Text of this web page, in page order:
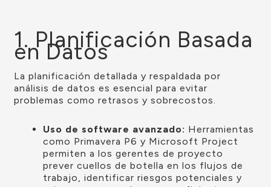
1. Planificación Basada
en Datos
La planificación detallada y respaldada por
análisis de datos es esencial para evitar
problemas como retrasos y sobrecostos.
Uso de software avanzado: Herramientas
como Primavera P6 y Microsoft Project
permiten a los gerentes de proyecto
prever cuellos de botella en los flujos de
trabajo, identificar riesgos potenciales y